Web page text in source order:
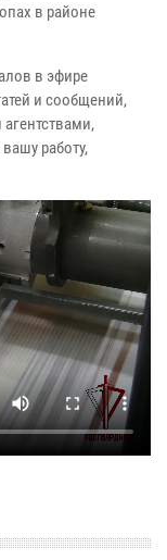
в районе
в эфире
и сообщений,
работу,